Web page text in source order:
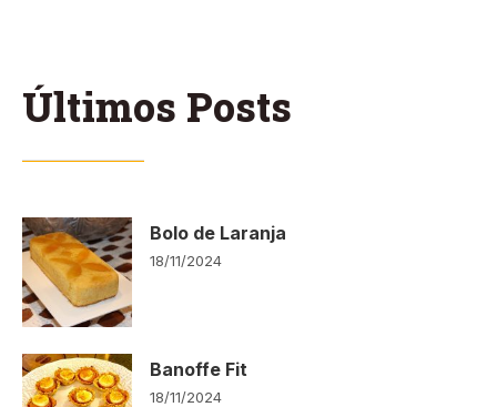
Últimos Posts
Bolo de Laranja
18/11/2024
Banoffe Fit
18/11/2024